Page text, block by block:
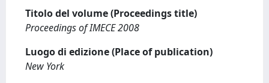
Titolo del volume (Proceedings title)
Proceedings of IMECE 2008
Luogo di edizione (Place of publication)
New York